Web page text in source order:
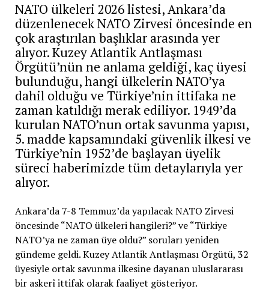
NATO ülkeleri 2026 listesi, Ankara’da
düzenlenecek NATO Zirvesi öncesinde en
çok araştırılan başlıklar arasında yer
alıyor. Kuzey Atlantik Antlaşması
Örgütü’nün ne anlama geldiği, kaç üyesi
bulunduğu, hangi ülkelerin NATO’ya
dahil olduğu ve Türkiye’nin ittifaka ne
zaman katıldığı merak ediliyor. 1949’da
kurulan NATO’nun ortak savunma yapısı,
5. madde kapsamındaki güvenlik ilkesi ve
Türkiye’nin 1952’de başlayan üyelik
süreci haberimizde tüm detaylarıyla yer
alıyor.
Ankara’da 7-8 Temmuz’da yapılacak NATO Zirvesi
öncesinde “NATO ülkeleri hangileri?” ve “Türkiye
NATO’ya ne zaman üye oldu?” soruları yeniden
gündeme geldi. Kuzey Atlantik Antlaşması Örgütü, 32
üyesiyle ortak savunma ilkesine dayanan uluslararası
bir askerî ittifak olarak faaliyet gösteriyor.